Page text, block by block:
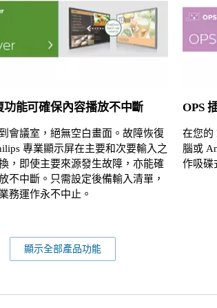
功能可確保內容播放不中斷
會議室，絕無空白畫面。故障恢復
專業顯示屏在主要和次要輸入之
，即使主要來源發生故障，亦能確
不中斷。只需設定後備輸入清單，
務運作永不中止。
OPS
在您的
腦或
作吸碟
顯示全部產品功能